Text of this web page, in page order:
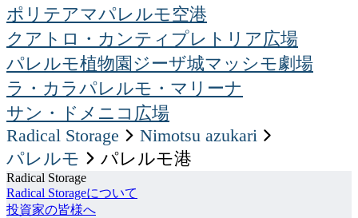
ポリテアマパレルモ空港
クアトロ・カンティ プレトリア広場
パレルモ植物園 ジーザ城マッシモ劇場
ラ・カラパレルモ・マリーナ
サン・ドメニコ広場
Radical Storage
nimotsu azukari
パレルモ
パレルモ港
Radical Storage
Radical Storageについて
投資家の皆様へ